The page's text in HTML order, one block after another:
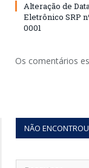
Alteração de
Eletrônico SRP
0001
Os comentários
NÃO